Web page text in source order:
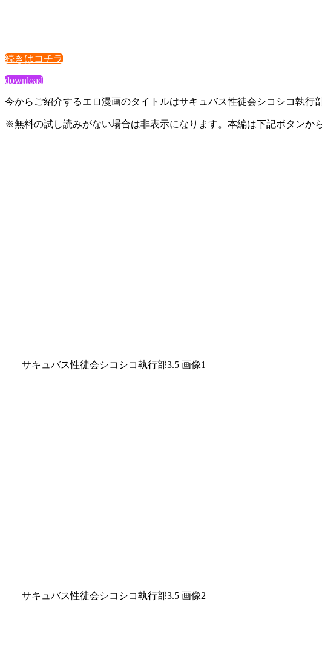
続きはコチラ
download
今からご紹介するエロ漫画のタイトルはサキュバス性徒会シコシコ執行
※無料の試し読みがない場合は非表示になります。本編は下記ボタンか
サキュバス性徒会シコシコ執行部3.5 画像1
サキュバス性徒会シコシコ執行部3.5 画像2